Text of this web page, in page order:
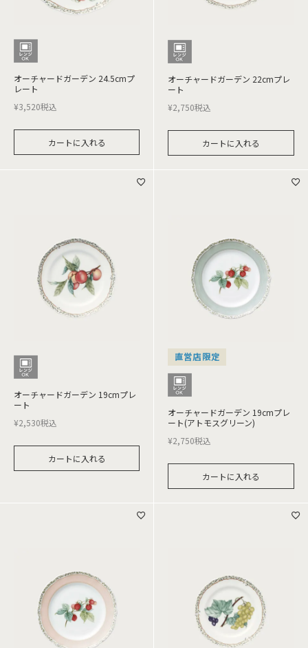
オーチャードガーデン 24.5cmプ
レート
¥3,520税込
カートに入れる
オーチャードガーデン 22cmプレ
ート
¥2,750税込
カートに入れる
オーチャードガーデン 19cmプレ
ート
¥2,530税込
カートに入れる
直営店限定
オーチャードガーデン 19cmプレ
ート(アトモスグリーン)
¥2,750税込
カートに入れる